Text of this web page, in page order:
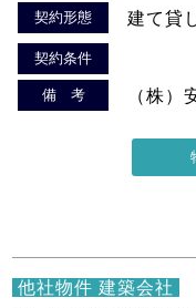
契約形態 建て貸
契約条件
備 考 （株
他社物件 建築会社